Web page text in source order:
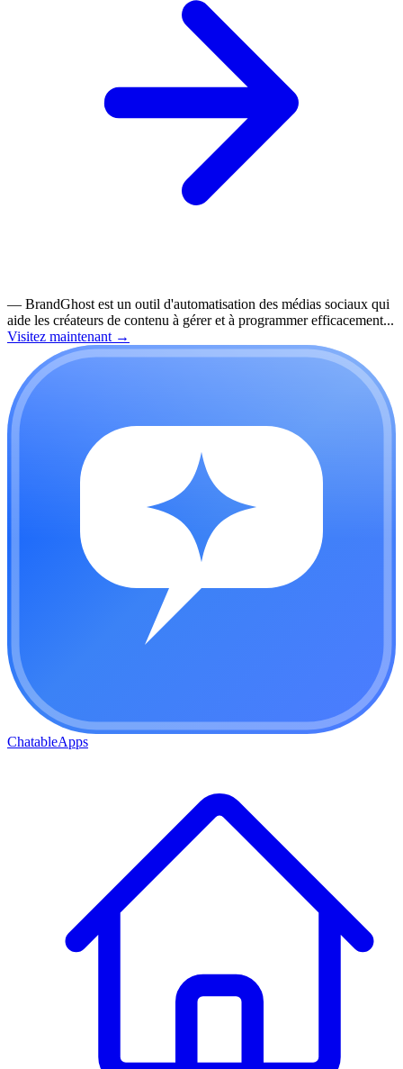
— BrandGhost est un outil d'automatisation des médias sociaux qui
aide les créateurs de contenu à gérer et à programmer efficacement...
Visitez maintenant →
ChatableApps